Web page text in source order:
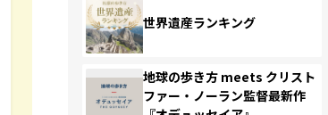
世界遺産ランキング
地球の歩き方 meets クリスト
ファー・ノーラン監督最新作